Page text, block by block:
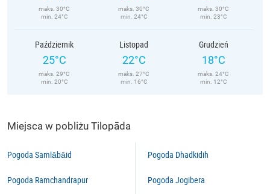
maks. 30°C
min. 24°C
maks. 30°C
min. 24°C
maks. 30°C
min. 23°C
Październik
25°C
maks. 29°C
min. 20°C
Listopad
22°C
maks. 27°C
min. 16°C
Grudzień
18°C
maks. 24°C
min. 12°C
Miejsca w pobliżu Tilopāda
Pogoda Samlābāid
Pogoda Ramchandrapur
Pogoda Dhadkidih
Pogoda Jogibera